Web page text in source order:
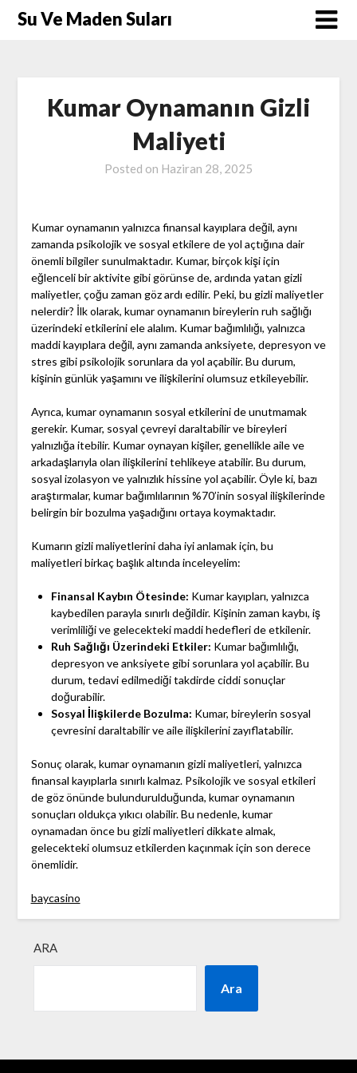
SkipSu Ve Maden Suları
Kumar Oynamanın Gizli
Maliyeti
Posted on Haziran 28, 2025
Kumar oynamanın yalnızca finansal kayıplara değil, aynı
zamanda psikolojik ve sosyal etkilere de yol açtığına dair
önemli bilgiler sunulmaktadır. Kumar, birçok kişi için
eğlenceli bir aktivite gibi görünse de, ardında yatan gizli
maliyetler, çoğu zaman göz ardı edilir. Peki, bu gizli maliyetler
nelerdir? İlk olarak, kumar oynamanın bireylerin ruh sağlığı
üzerindeki etkilerini ele alalım. Kumar bağımlılığı, yalnızca
maddi kayıplara değil, aynı zamanda anksiyete, depresyon ve
stres gibi psikolojik sorunlara da yol açabilir. Bu durum,
kişinin günlük yaşamını ve ilişkilerini olumsuz etkileyebilir.
Ayrıca, kumar oynamanın sosyal etkilerini de unutmamak
gerekir. Kumar, sosyal çevreyi daraltabilir ve bireyleri
yalnızlığa itebilir. Kumar oynayan kişiler, genellikle aile ve
arkadaşlarıyla olan ilişkilerini tehlikeye atabilir. Bu durum,
sosyal izolasyon ve yalnızlık hissine yol açabilir. Öyle ki, bazı
araştırmalar, kumar bağımlılarının %70’inin sosyal ilişkilerinde
belirgin bir bozulma yaşadığını ortaya koymaktadır.
Kumarın gizli maliyetlerini daha iyi anlamak için, bu
maliyetleri birkaç başlık altında inceleyelim:
Finansal Kaybın Ötesinde: Kumar kayıpları, yalnızca
kaybedilen parayla sınırlı değildir. Kişinin zaman kaybı, iş
verimliliği ve gelecekteki maddi hedefleri de etkilenir.
Ruh Sağlığı Üzerindeki Etkiler: Kumar bağımlılığı,
depresyon ve anksiyete gibi sorunlara yol açabilir. Bu
durum, tedavi edilmediği takdirde ciddi sonuçlar
doğurabilir.
Sosyal İlişkilerde Bozulma: Kumar, bireylerin sosyal
çevresini daraltabilir ve aile ilişkilerini zayıflatabilir.
Sonuç olarak, kumar oynamanın gizli maliyetleri, yalnızca
finansal kayıplarla sınırlı kalmaz. Psikolojik ve sosyal etkileri
de göz önünde bulundurulduğunda, kumar oynamanın
sonuçları oldukça yıkıcı olabilir. Bu nedenle, kumar
oynamadan önce bu gizli maliyetleri dikkate almak,
gelecekteki olumsuz etkilerden kaçınmak için son derece
önemlidir.
baycasino
ARA
Ara